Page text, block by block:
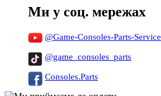
Ми у соц. мережах
@Game-Consoles-Parts-Service
@game_consoles_parts
Consoles.Parts